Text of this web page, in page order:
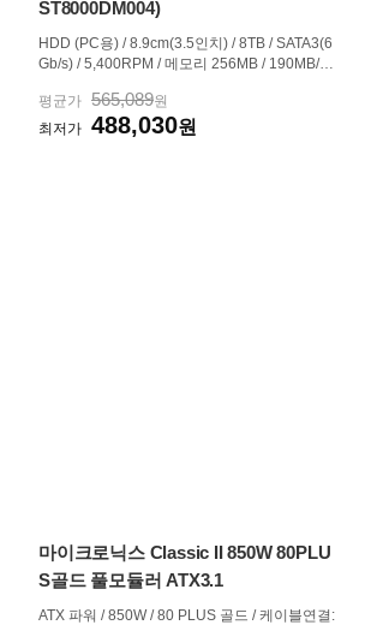
ST8000DM004)
HDD (PC용) / 8.9cm(3.5인치) / 8TB / SATA3(6
Gb/s) / 5,400RPM / 메모리 256MB / 190MB/s /
휴/탐색):23/25dB / A/S 정보:2년 / 다층캐싱(MT
C) / 무게: 630g
평균가 565,089원
최저가 488,030원
마이크로닉스 Classic II 850W 80PLU
S골드 풀모듈러 ATX3.1
ATX 파워 / 850W / 80 PLUS 골드 / 케이블연결: